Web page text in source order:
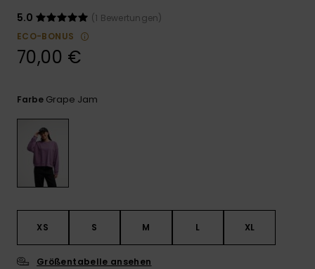
die häufigsten
Fragen sowie
5.0
(1 Bewertungen)
ECO-BONUS
70,00 €
Farbe Grape Jam
XS S M L XL
Größentabelle ansehen